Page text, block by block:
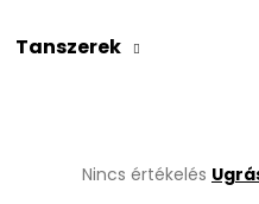
Tanszerek
A
Nincs értékelés